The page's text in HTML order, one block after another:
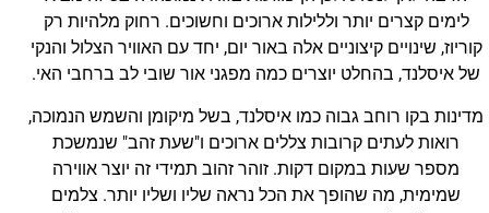
לימים קצרים יותר וללילות ארוכים וחשוכים. רחוק מלהיות רק
קוריוז, שינויים קיצוניים אלה באור יום, יחד עם האוויר הצלול והנקי
של איסלנד, בהחלט יוצרים כמה מפגני אור שובי לב ברחבי האי.
מדינות בקו רוחב גבוה כמו איסלנד, בשל מיקומן והשמש הנמוכה,
רואות לעתים קרובות צללים ארוכים ו"שעת זהב" שנמשכת
מספר שעות במקום דקות. זוהר זהוב תמידי זה יוצר אווירה
שמימית, מה שהופך את הכל נראה שליו ושליו יותר. צלמים